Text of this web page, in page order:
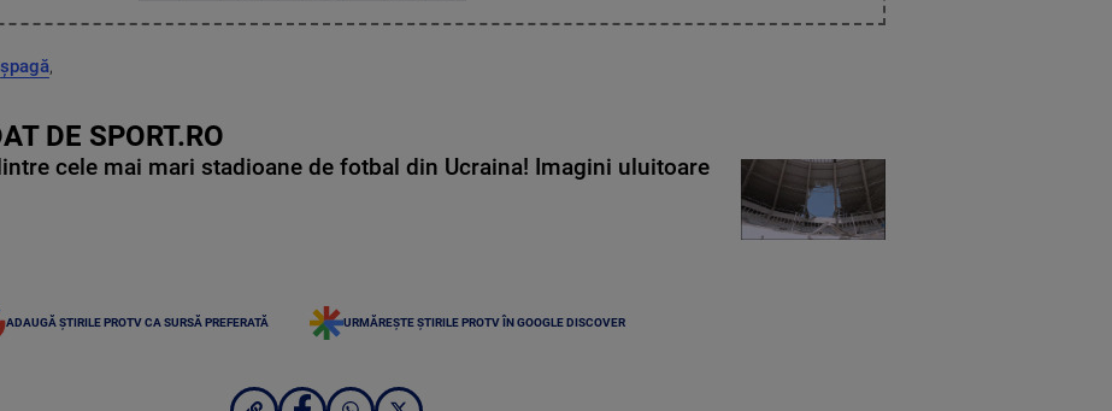
șpagă,
DE SPORT.RO
cele mai mari stadioane de fotbal din Ucraina! Imagini uluitoare
ADAUGĂ ȘTIRILE PROTV CA SURSĂ PREFERATĂ URMĂREȘTE ȘTIRILE PROTV ÎN GOOGLE DISCOVER